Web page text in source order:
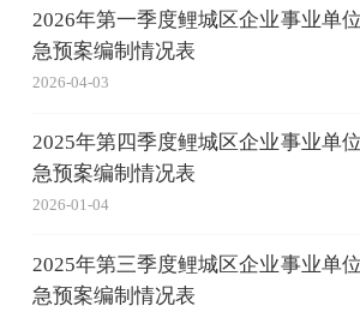
2026年第一季度鲤城区企业事业单
急预案编制情况表
2026-04-03
2025年第四季度鲤城区企业事业单
急预案编制情况表
2026-01-04
2025年第三季度鲤城区企业事业单
急预案编制情况表